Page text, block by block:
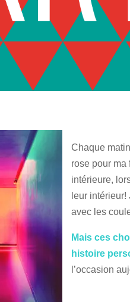
Chaque
rose pour ma
intérieure,
leur
avec les
Mais ces
histoire
l’occasion